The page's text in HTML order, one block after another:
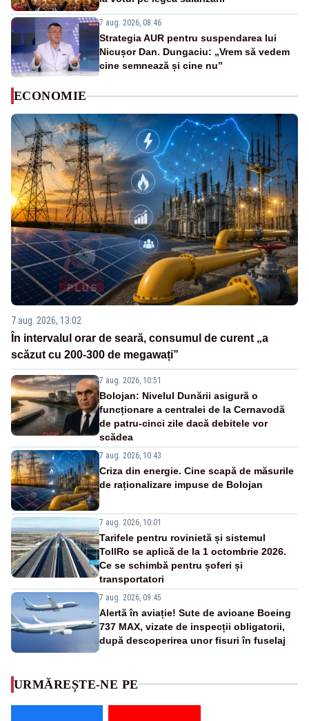
7 aug. 2026, 08:46
Strategia AUR pentru suspendarea lui
Nicușor Dan. Dungaciu: „Vrem să vedem
cine semnează și cine nu”
ECONOMIE
7 aug. 2026, 13:02
În intervalul orar de seară, consumul de curent „a
scăzut cu 200-300 de megawați”
7 aug. 2026, 10:51
Bolojan: Nivelul Dunării asigură o
funcționare a centralei de la Cernavodă
de patru-cinci zile dacă debitele vor
scădea
7 aug. 2026, 10:43
Criza din energie. Cine scapă de măsurile
de raționalizare impuse de Bolojan
7 aug. 2026, 10:01
Tarifele pentru rovinietă și sistemul
TollRo se aplică de la 1 octombrie 2026.
Ce se schimbă pentru șoferi și
transportatori
7 aug. 2026, 09:45
Alertă în aviație! Sute de avioane Boeing
737 MAX, vizate de inspecții obligatorii,
după descoperirea unor fisuri în fuselaj
URMĂREȘTE-NE PE